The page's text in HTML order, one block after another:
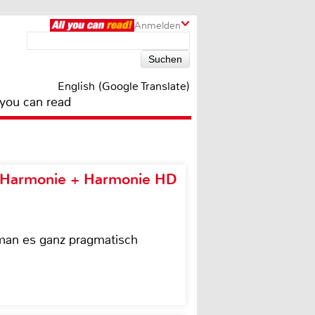
Anmelden
English (Google Translate)
can read
+ Harmonie HD
es ganz pragmatisch